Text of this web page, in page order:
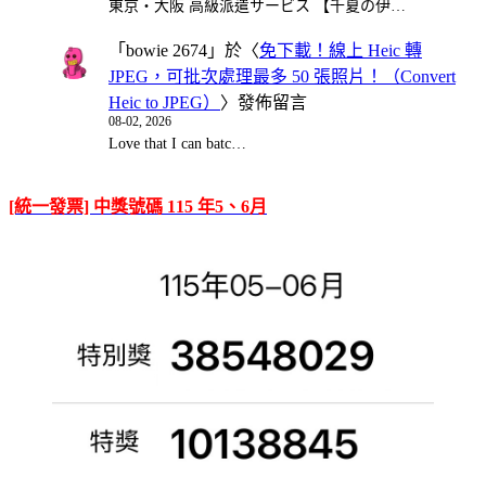
東京・大阪 高級派遣サービス 【千夏の伊…
「 bowie 2674 」於〈免下載！線上 Heic 轉
JPEG，可批次處理最多 50 張照片！（Convert
Heic to JPEG） 〉發佈留言
08-02, 2026
Love that I can batc…
[統一發票] 中獎號碼 115 年5、6月